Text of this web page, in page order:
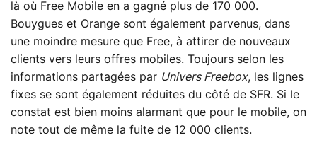
là où Free Mobile en a gagné plus de 170 000.
Bouygues et Orange sont également parvenus, dans
une moindre mesure que Free, à attirer de nouveaux
clients vers leurs offres mobiles. Toujours selon les
informations partagées par Univers Freebox, les lignes
fixes se sont également réduites du côté de SFR. Si le
constat est bien moins alarmant que pour le mobile, on
note tout de même la fuite de 12 000 clients.